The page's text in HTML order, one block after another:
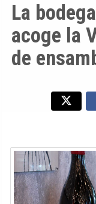
La
acoge la
de